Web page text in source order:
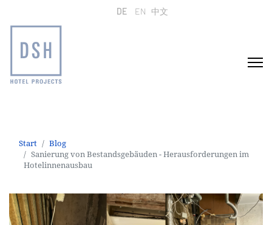
Sprache auswählen
DE EN 中文
Start
Blog
Sanierung von Bestandsgebäuden - Herausforderungen im
Hotelinnenausbau